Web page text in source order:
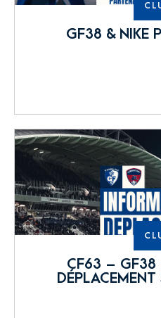
GF38 & NIKE
CF63 – GF38